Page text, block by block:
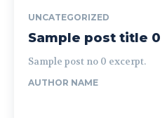
UNCATEGORIZED
Sample post title 0
Sample post no 0 excerpt.
AUTHOR NAME